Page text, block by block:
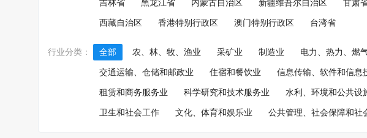
吉林省 黑龙江省 内蒙古自治区 新疆维吾尔自治区 甘肃
西藏自治区 香港特别行政区 澳门特别行政区 台湾省
行业分类： 全部 农、林、牧、渔业 采矿业 制造业 电力、热力、燃
交通运输、仓储和邮政业 住宿和餐饮业 信息传输、软件和信息
租赁和商务服务业 科学研究和技术服务业 水利、环境和公共设
卫生和社会工作 文化、体育和娱乐业 公共管理、社会保障和社